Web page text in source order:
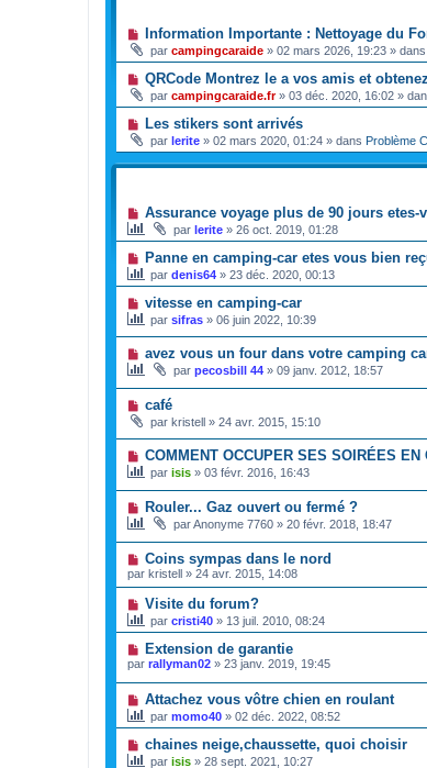
Information Importante : Nettoyage du
par campingcaraide » 02 mars 2026, 19:23 » dans
QRCode Montrez le a vos amis et
par campingcaraide.fr» 03 déc. 2020, 16:02 »
Les stikers sont arrivés
par lerite » 02 mars 2020, 01:24 » dans Problème
Assurance voyage plus de 90 jours etes-
par lerite » 26 oct. 2019, 01:28
Panne en camping-car etes vous bien
par denis64 » 23 déc. 2020, 00:13
vitesse en camping-car
par sifras » 06 juin 2022, 10:39
avez vous un four dans votre camping
par pecosbill 44 » 09 janv. 2012, 18:57
café
par kristell » 24 avr. 2015, 15:10
COMMENT OCCUPER SES SOIRÉES
par isis » 03 févr. 2016, 16:43
Rouler... Gaz ouvert ou fermé ?
parAnonyme 7760 » 20 févr. 2018, 18:47
Coins sympas dans le nord
par kristell » 24 avr. 2015, 14:08
Visite du forum?
par cristi40 » 13 juil. 2010, 08:24
Extension de garantie
par rallyman02 » 23 janv. 2019, 19:45
Attachez vous vôtre chien en roulant
par momo40 » 02 déc. 2022, 08:52
chaines neige,chaussette, quoi choisir
par isis » 28 sept. 2021, 10:27